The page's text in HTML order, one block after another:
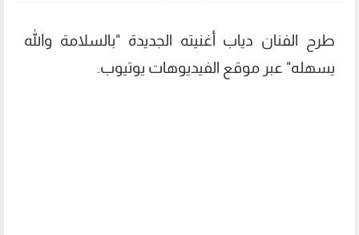
طرح الفنان دياب أغنيته الجديدة "بالسلامة والله
يسهله" عبر موقع الفيديوهات يوتيوب.